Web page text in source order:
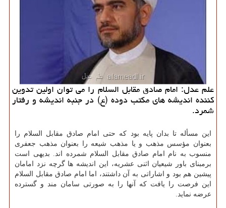
علم عدل: امام صادق مقابل السلام را می توان اولین تدوین
كننده اندیشه های مكتب دوده (ع) در جنبه اندیشه و رفتار
شمرد.
این مسأله تا بدان پایه بود كه حتی امام صادق مقابل السلام را
بعنوان مؤسس مذهب و یا مذهب شیعه را بعنوان مذهب جعفری
منسوب به نام امام صادق مقابل السلام شمرده اند. بدیهی است
برمبنای باور شیعیان اثنی عشریه، این اندیشه ها گرچه نزد امامان
پیشین هم بود و اشاراتی به آن داشتند، اما امام صادق مقابل السلام
این فرصت را یافت كه آنها را به صورتی سامان مند و گسترده
عرضه نماید.